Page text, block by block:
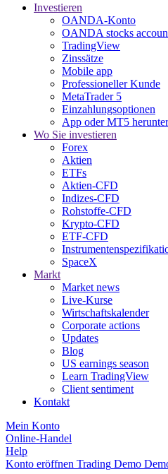
Investieren
OANDA-Konto
OANDA stocks
TradingView
Zinssätze
Mobile app
Professioneller Kunde
MetaTrader 5
Einzahlungsoptionen
App oder MT5
Wo Sie investieren
Forex
Aktien
ETFs
Aktien-CFD
Indizes-CFD
Rohstoffe-CFD
Krypto-CFD
ETF-CFD
SpaceX
Markt
Market news
Live-Kurse
Wirtschaftskalender
Corporate actions
Updates
Blog
US earnings season
Learn TradingView
Client sentiment
Kontakt
Mein Konto
Online-Handel
Help
Konto eröffnen Trading Demo